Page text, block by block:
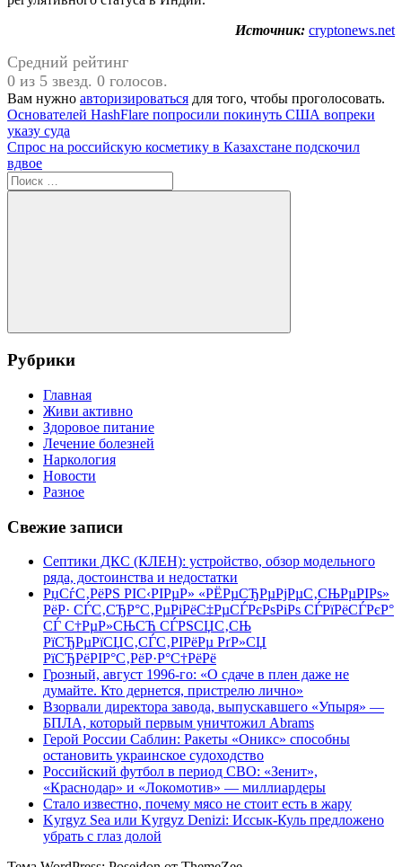
Источник: cryptonews.net
Средний рейтинг
0 из 5 звезд. 0 голосов.
Вам нужно авторизироваться для того, чтобы проголосовать.
Навигация
по
записям
Предыдущая
запись:
Основателей HashFlare попросили покинуть США вопреки
указу суда
Следующая
запись:
Спрос на российскую косметику в Казахстане подскочил
вдвое
Поиск
для:
Поиск
Рубрики
Главная
Живи активно
Здоровое питание
Лечение болезней
Наркология
Новости
Разное
Свежие записи
Септики ДКС (КЛЕН): устройство, обзор модельного
ряда, достоинства и недостатки
РџСѓС‚РёРЅ РІС‹РІРµР» «РЁРµСЂРµРјРµС‚СЊРµРІРѕ»
РёР· СЃС‚СЂР°С‚РµРіРёС‡РµСЃРєРѕРіРѕ СЃРїРёСЃРєР°
СЃ С†РµР»СЊСЋ СЃРЅСЏС‚СЊ
РїСЂРµРїСЏС‚СЃС‚РІРёРµ РґР»СЏ
РїСЂРёРІР°С‚РёР·Р°С†РёРё
Грозный, август 1996-го: «О сдаче в плен даже не
думайте. Кто дернется, пристрелю лично»
Взорвали директора завода, выпускавшего «Упыря» —
БПЛА, который первым уничтожил Abrams
Герой России Саблин: Ракеты «Оникс» способны
остановить украинское судоходство
Российский футбол в период СВО: «Зенит»,
«Краснодар» и «Локомотив» — миллиардеры
Стало известно, почему мясо не стоит есть в жару
Kyrgyz Sea или Kyrgyz Denizi: Иссык-Куль предложено
убрать с глаз долой